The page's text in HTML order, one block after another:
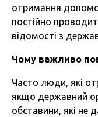
отримання
постійно
відомості з
Чому важливо
Часто люди, які
якщо державний
обставини, які не